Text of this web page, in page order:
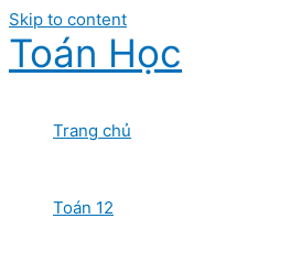
Skip to content
Toán Học
Trang chủ
Toán 12